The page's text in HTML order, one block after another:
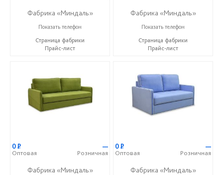
Фабрика «Миндаль»
+7 (927) 630-62-82
Показать телефон
Страница фабрики
Прайс-лист
Фабрика «Миндаль»
+7 (927) 630-62-82
Показать телефон
Страница фабрики
Прайс-лист
0Р
Оптовая
—
Розничная
Фабрика «Миндаль»
0Р
Оптовая
—
Розничная
Фабрика «Миндаль»